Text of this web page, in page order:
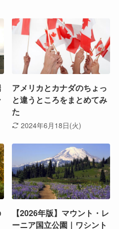
アメリカとカナダのちょっ
と違うところをまとめてみ
た
2024年6月18日(火)
【2026年版】マウント・レ
ーニア国立公園｜ワシント